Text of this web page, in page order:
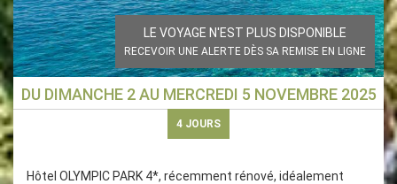
LE VOYAGE N'EST PLUS DISPONIBLE
RECEVOIR UNE ALERTE DÈS SA REMISE EN LIGNE
DU DIMANCHE 2AU MERCREDI 5 NOVEMBRE 2025
4 JOURS
Hôtel OLYMPIC PARK 4*, récemment rénové, idéalement